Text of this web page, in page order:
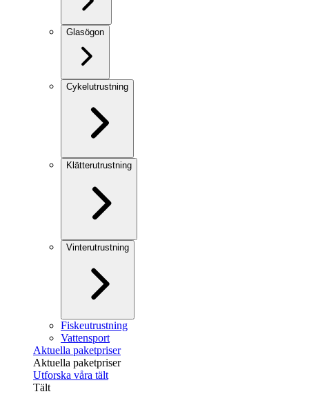
Glasögon
Cykelutrustning
Klätterutrustning
Vinterutrustning
Fiskeutrustning
Vattensport
Aktuella paketpriser
Aktuella paketpriser
Utforska våra tält
Tält